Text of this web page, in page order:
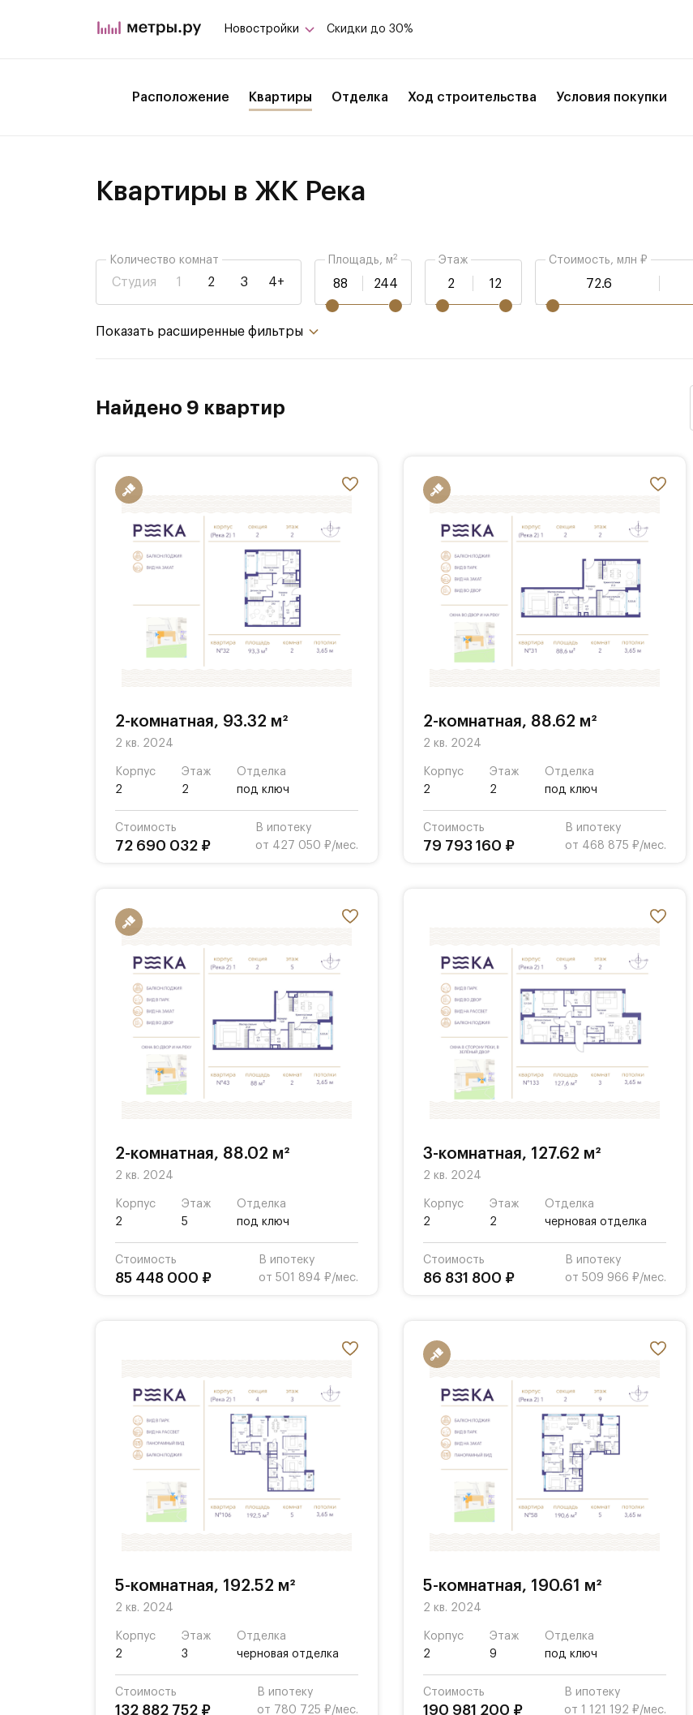
Новостройки Скидки до 30%
Расположение Квартиры Отделка Ход строительства Условия покупки
Квартиры в ЖК Река
Количество комнат
Студия 1 2 3 4+
Площадь, м2 Этаж Стоимость, млн ₽
не важно
Показать расширенные фильтры
Найдено 9 квартир
2-комнатная, 93.32 м²
2 кв. 2024
Корпус
2
Этаж
2
Отделка
под ключ
Стоимость
72 690 032 ₽
В ипотеку
от 427 050 ₽/мес.
2-комнатная, 88.62 м²
2 кв. 2024
Корпус
2
Этаж
2
Отделка
под ключ
Стоимость
79 793 160 ₽
В ипотеку
от 468 875 ₽/мес.
2-комнатная, 88.02 м²
2 кв. 2024
Корпус
2
Этаж
5
Отделка
под ключ
Стоимость
85 448 000 ₽
В ипотеку
от 501 894 ₽/мес.
3-комнатная, 127.62 м²
2 кв. 2024
Корпус
2
Этаж
2
Отделка
черновая отделка
Стоимость
86 831 800 ₽
В ипотеку
от 509 966 ₽/мес.
5-комнатная, 192.52 м²
2 кв. 2024
Корпус
2
Этаж
3
Отделка
черновая отделка
Стоимость
132 882 752 ₽
В ипотеку
от 780 725 ₽/мес.
5-комнатная, 190.61 м²
2 кв. 2024
Корпус
2
Этаж
9
Отделка
под ключ
Стоимость
190 981 200 ₽
В ипотеку
от 1 121 192 ₽/мес.